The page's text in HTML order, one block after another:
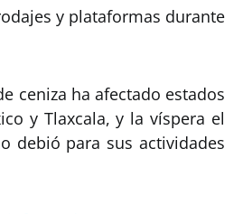
y plataformas durante
ceniza ha afectado estados
y Tlaxcala, y la víspera el
debió para sus actividades